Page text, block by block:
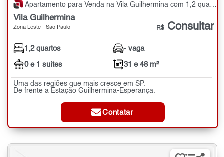
Apartamento para Venda na Vila Guilhermina com 1,2 quartos - 31 e 48 m²
Vila Guilhermina
Zona Leste - São Paulo R$ Consultar
1,2 quartos
0 e 1 suítes
- vaga
31 e 48 m²
Uma das regiões que mais cresce em SP.
De frente a Estação Guilhermina-Esperança.
Contatar